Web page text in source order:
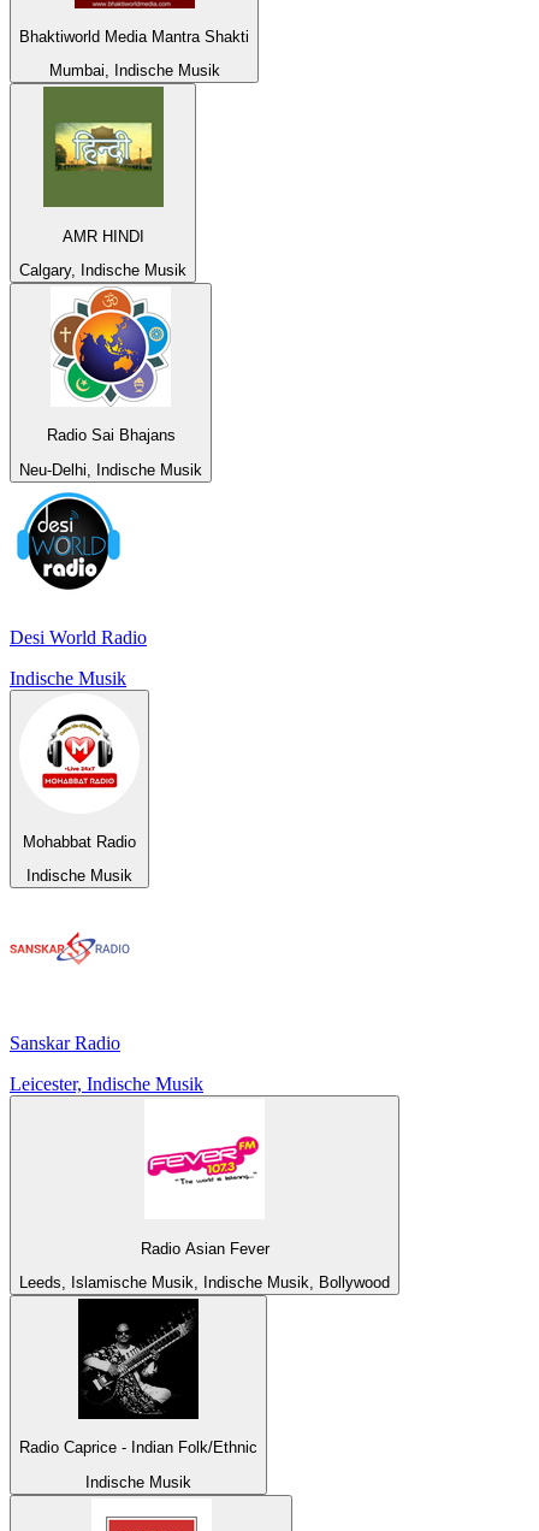
Bhaktiworld Media Mantra Shakti
Mumbai, Indische Musik
AMR HINDI
Calgary, Indische Musik
Radio Sai Bhajans
Neu-Delhi, Indische Musik
Desi World Radio
Indische Musik
Mohabbat Radio
Indische Musik
Sanskar Radio
Leicester, Indische Musik
Radio Asian Fever
Leeds, Islamische Musik, Indische Musik, Bollywood
Radio Caprice - Indian Folk/Ethnic
Indische Musik